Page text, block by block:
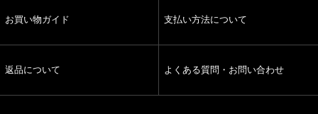
お買い物ガイド 支払い方法について
返品について よくある質問・お問い合わせ